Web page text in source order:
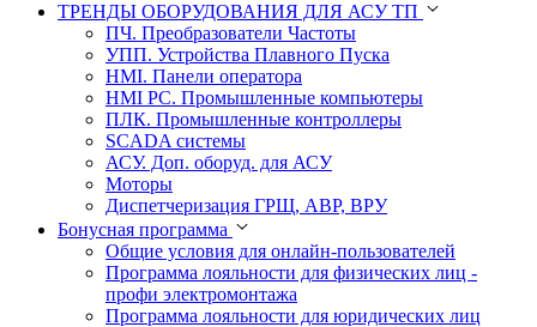
ТРЕНДЫ ОБОРУДОВАНИЯ ДЛЯ АСУ ТП
ПЧ. Преобразователи Частоты
УПП. Устройства Плавного Пуска
HMI. Панели оператора
HMI РС. Промышленные компьютеры
ПЛК. Промышленные контроллеры
SCADA системы
АСУ. Доп. оборуд. для АСУ
Моторы
Диспетчеризация ГРЩ, АВР, ВРУ
Бонусная программа
Общие условия для онлайн-пользователей
Программа лояльности для физических лиц -
профи электромонтажа
Программа лояльности для юридических лиц